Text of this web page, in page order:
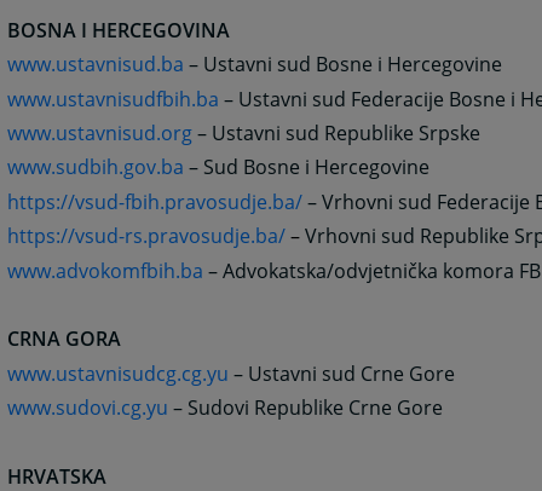
BOSNA I HERCEGOVINA
www.ustavnisud.ba – Ustavni sud Bosne i Hercegovine
www.ustavnisudfbih.ba – Ustavni sud Federacije Bosne i
www.ustavnisud.org– Ustavni sud Republike Srpske
www.sudbih.gov.ba – Sud Bosne i Hercegovine
https://vsud-fbih.pravosudje.ba/– Vrhovni sud Federacije
https://vsud-rs.pravosudje.ba/–Vrhovni sud Republike
www.advokomfbih.ba – Advokatska/odvjetnička komora
CRNA GORA
www.ustavnisudcg.cg.yu – Ustavni sud Crne Gore
www.sudovi.cg.yu – Sudovi Republike Crne Gore
HRVATSKA